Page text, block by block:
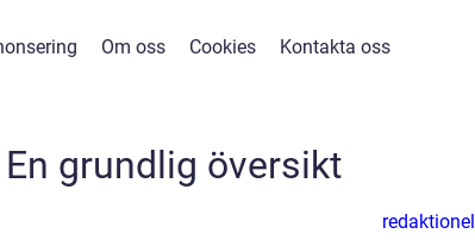
Om oss Cookies Kontakta oss
grundlig översikt
redaktionel